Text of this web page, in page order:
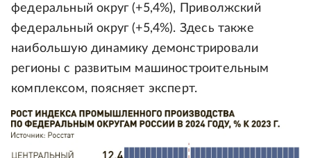
федеральный округ (+5,4%), Приволжский
федеральный округ (+5,4%). Здесь также
наибольшую динамику демонстрировали
регионы с развитым машиностроительным
комплексом, поясняет эксперт.